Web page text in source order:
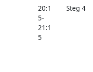
20:1
5-
21:1
5
Steg 4